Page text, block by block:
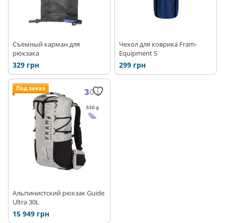
Съемный карман для
рюкзака
329 грн
Чехол для коврика Fram-
Equipment S
299 грн
Под заказ
Альпинистский рюкзак Guide
Ultra 30L
15 949 грн